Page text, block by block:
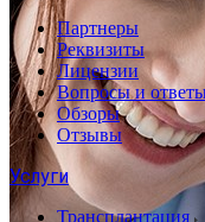
Партнеры
Реквизиты
Лицензии
Вопросы и
Обзоры
Отзывы
Услуги
Трансплантация